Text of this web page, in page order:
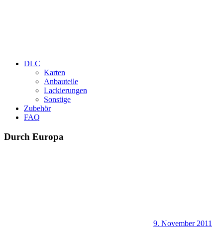
DLC
Karten
Anbauteile
Lackierungen
Sonstige
Zubehör
FAQ
Durch Europa
9. November 2011